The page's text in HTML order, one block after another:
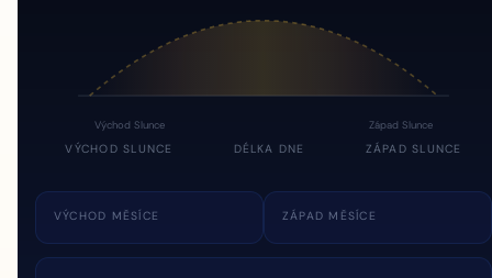
Východ Slunce Západ Slunce
VÝCHOD SLUNCE DÉLKA DNE ZÁPAD SLUNCE
VÝCHOD MĚSÍCE ZÁPAD MĚSÍCE